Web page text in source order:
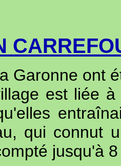
Garonne ont
est liée
qui connut
jusqu'à